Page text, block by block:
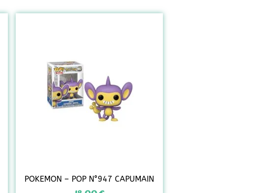
POKEMON – POP N°947 CAPUMAIN